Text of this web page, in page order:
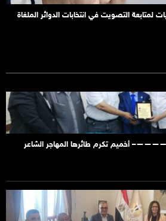
لمتابعة التصويت في انتخابات الدوائر الملغاة
أخميم تكرم طائرها المهاجر الشاعر